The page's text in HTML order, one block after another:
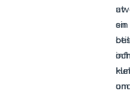
sin
om
av
en